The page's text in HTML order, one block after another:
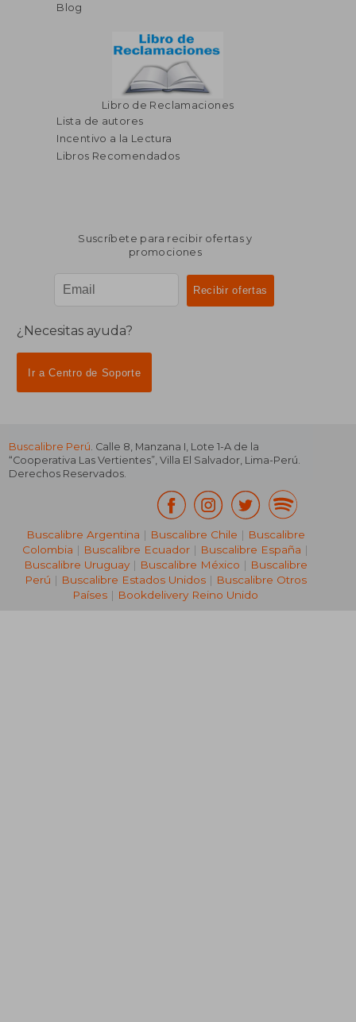
Blog
Libro de Reclamaciones
Lista de autores
Incentivo a la Lectura
Libros Recomendados
Suscríbete para recibir ofertas y
promociones
¿Necesitas ayuda?
Ir a Centro de Soporte
Buscalibre Perú. Calle 8, Manzana I, Lote 1-A de la
“Cooperativa Las Vertientes”, Villa El Salvador, Lima-Perú.
Derechos Reservados.
Buscalibre Argentina | Buscalibre Chile | Buscalibre
Colombia | Buscalibre Ecuador | Buscalibre España |
Buscalibre Uruguay| Buscalibre México | Buscalibre
Perú | Buscalibre Estados Unidos| Buscalibre Otros
Países | Bookdelivery Reino Unido